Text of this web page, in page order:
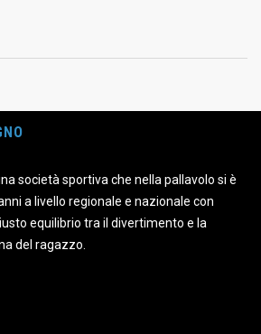
società sportiva che nella pallavolo si è
a livello regionale e nazionale con
equilibrio tra il divertimento e la
del ragazzo.